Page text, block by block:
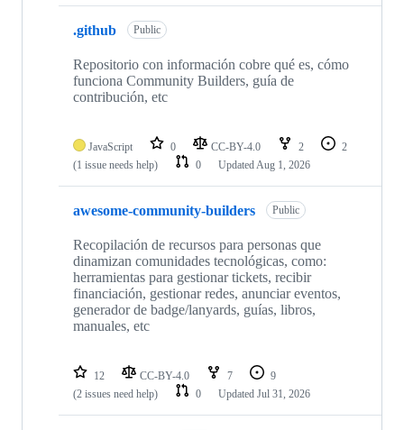
.github Public
Repositorio con información cobre qué es, cómo
funciona Community Builders, guía de
contribución, etc
JavaScript 0 CC-BY-4.0 2
2
(1 issue needs help)
0 UpdatedAug 1, 2026
awesome-community-builders Public
Recopilación de recursos para personas que
dinamizan comunidades tecnológicas, como:
herramientas para gestionar tickets, recibir
financiación, gestionar redes, anunciar eventos,
generador de badge/lanyards, guías, libros,
manuales, etc
12 CC-BY-4.0 7
9
(2 issues need help)
0 Updated Jul 31, 2026